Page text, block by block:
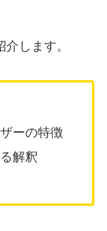
します。
ーの特徴
解釈